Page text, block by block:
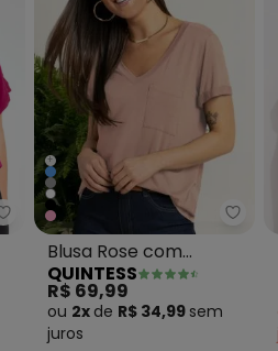
Marguerite - Blusa Púrpura em
+
Blusa Rose com
Decote V e Bolso
Frontal
QUINTESS
R$ 69,99
ou 2x de R$ 34,99 sem
juros